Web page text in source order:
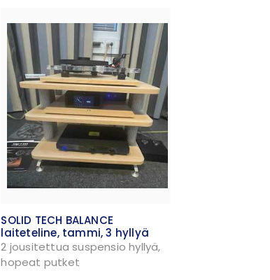
SOLID TECH BALANCE
laiteteline, tammi, 3 hyllyä
2 jousitettua suspensio hyllyä,
hopeat putket